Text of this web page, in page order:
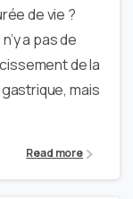
de vie ?
a pas de
de la
mais
Read more